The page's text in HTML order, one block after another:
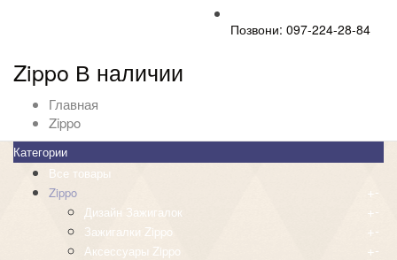
Позвони: 097-224-28-84
Zippo В наличии
Главная
Zippo
Категории
Все товары
Zippo
+-
Дизайн Зажигалок +-
Зажигалки Zippo +-
Аксессуары Zippo +-